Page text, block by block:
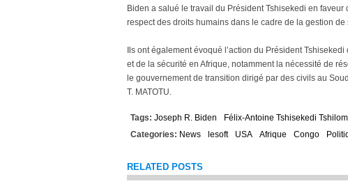
Biden a salué le travail du Président Tshisekedi en
respect des droits humains dans le cadre de la gestion
Ils ont également évoqué l’action du Président
et de la sécurité en Afrique, notamment la nécessité de
le gouvernement de transition dirigé par des civils au
T. MATOTU.
Tags: Joseph R. Biden Félix-Antoine Tshisekedi
Categories: News lesoft USA Afrique Congo
RELATED POSTS